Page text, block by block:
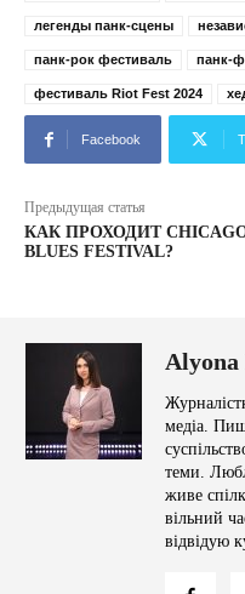
легенды панк-сцены
панк-рок фестиваль панк-
фестиваль Riot Fest 2024
Facebook
Предыдущая статья
КАК ПРОХОДИТ
BLUES FESTIVAL?
медіа.
теми.
живе
вільний
відвідую